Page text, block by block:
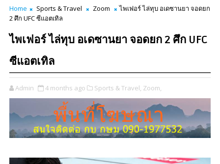
Home Sports & Travel Zoom
ไพเฟอร์ ไล่ทุบ อเดซานยา จอดยก
2 ศึก UFC ซีแอตเทิล
ไพเฟอร์ ไล่ทุบ อเดซานยา จอดยก 2 ศึก UFC
ซีแอตเทิล
Admin 4 months ago Sports & Travel, Zoom,